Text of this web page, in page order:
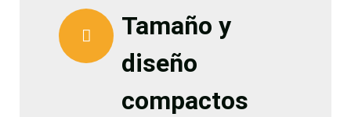
Tamaño y
diseño
compactos